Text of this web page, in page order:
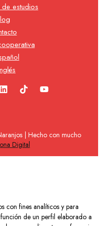
estudios
| Hecho con mucho
Digital
con fines analíticos y para
de un perfil elaborado a